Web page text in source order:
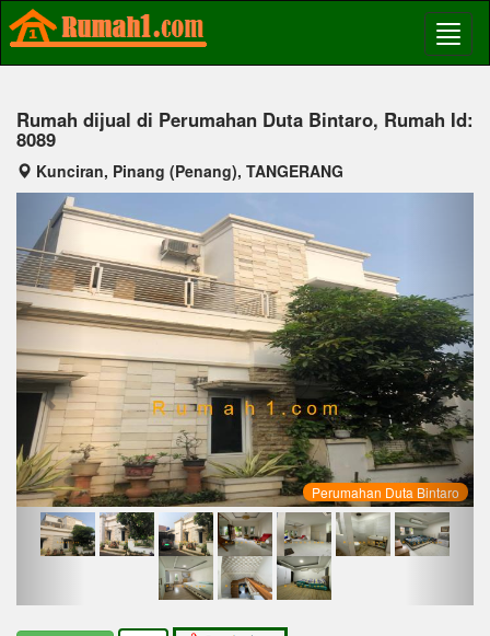
Rumah dijual di Perumahan Duta Bintaro, Rumah Id:
8089
Kunciran, Pinang (Penang), TANGERANG
Perumahan Duta Bintaro
Previous